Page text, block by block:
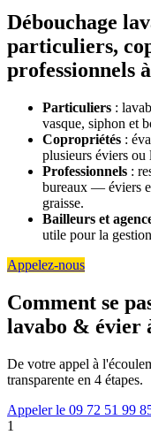
Débouchage
particuliers,
professionnels
Particuliers :
vasque, siphon et
Copropriétés :
plusieurs éviers ou
Professionnels :
bureaux — éviers
graisse.
Bailleurs et
utile pour la
Appelez-nous
Comment se
lavabo & évier
De votre appel à
transparente en 4 étapes.
Appeler le 09 72 51 99
1